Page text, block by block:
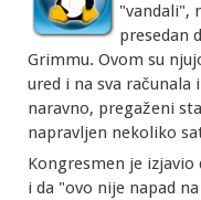
"vandali",
presedan
Grimmu. Ovom su
ured i na sva
naravno, pregaženi
napravljen nekoliko
Kongresmen je
i da "ovo nije napad